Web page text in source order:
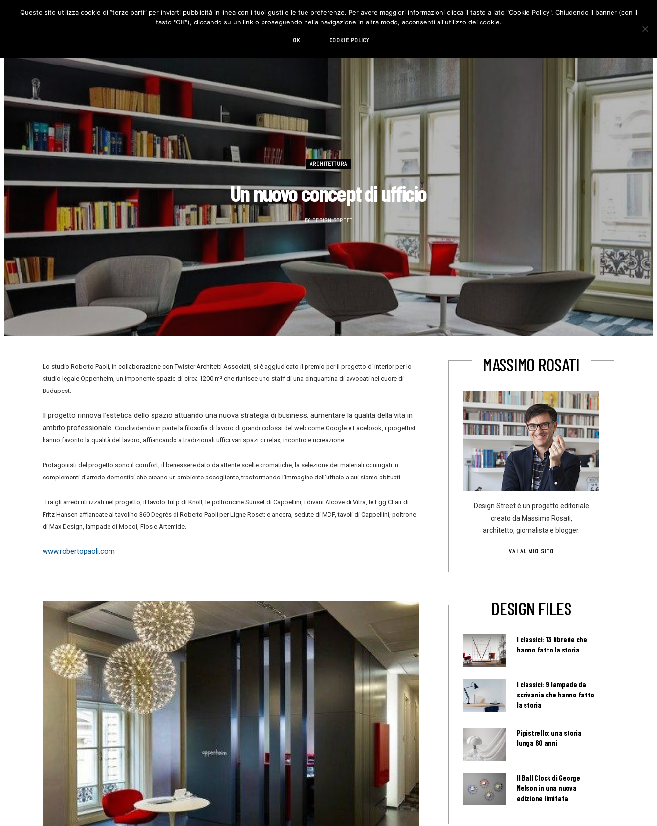
RUBRICHE DESIGN LIVING HI-TECH CHI SIAMO CONTATTI
o
g
m
r
e
s
t
d
n
ARCHITETTURA
Un nuovo concept di ufficio
BY DESIGN STREET
Lo studio Roberto Paoli, in collaborazione con Twister Architetti Associati, si è aggiudicato il premio per il progetto di interior per lo
studio legale Oppenheim, un imponente spazio di circa 1200 m² che riunisce uno staff di una cinquantina di avvocati nel cuore di
Budapest.
Il progetto rinnova l’estetica dello spazio attuando una nuova strategia di business: aumentare la qualità della vita in
ambito professionale. Condividendo in parte la filosofia di lavoro di grandi colossi del web come Google e Facebook, i progettisti
hanno favorito la qualità del lavoro, affiancando a tradizionali uffici vari spazi di relax, incontro e ricreazione.
Protagonisti del progetto sono il comfort, il benessere dato da attente scelte cromatiche, la selezione dei materiali coniugati in
complementi d’arredo domestici che creano un ambiente accogliente, trasformando l’immagine dell’ufficio a cui siamo abituati.
Tra gli arredi utilizzati nel progetto, il tavolo Tulip di Knoll, le poltroncine Sunset di Cappellini, i divani Alcove di Vitra, le Egg Chair di
Fritz Hansen affiancate al tavolino 360 Degrés di Roberto Paoli per Ligne Roset; e ancora, sedute di MDF, tavoli di Cappellini, poltrone
di Max Design, lampade di Moooi, Flos e Artemide.
www.robertopaoli.com
MASSIMO ROSATI
Design Street è un progetto editoriale
creato da Massimo Rosati,
architetto, giornalista e blogger.
VAI AL MIO SITO
DESIGN FILES
I classici: 13 librerie che
hanno fatto la storia
I classici: 9 lampade da
scrivania che hanno fatto
la storia
Pipistrello: una storia
lunga 60 anni
Il Ball Clock di George
Nelson in una nuova
edizione limitata
Questo sito utilizza cookie di “terze parti” per inviarti pubblicità in linea con i tuoi gusti e le tue preferenze. Per avere maggiori informazioni clicca il tasto a lato "Cookie Policy". Chiudendo il banner (con il
tasto "OK"), cliccando su un link o proseguendo nella navigazione in altra modo, acconsenti all'utilizzo dei cookie.
OK COOKIE POLICY